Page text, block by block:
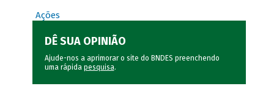
Ações
DÊ SUA OPINIÃO
Ajude-nos a aprimorar o site do BNDES preenchendo
uma rápida pesquisa.